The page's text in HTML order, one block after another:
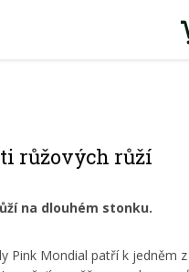
růžových růží
na dlouhém stonku.
Pink Mondial patří k jedněm z